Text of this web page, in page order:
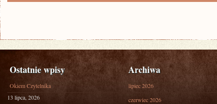
Ostatnie wpisy
Okiem Czytelnika
13 lipca, 2026
Archiwa
lipiec 2026
czerwiec 2026